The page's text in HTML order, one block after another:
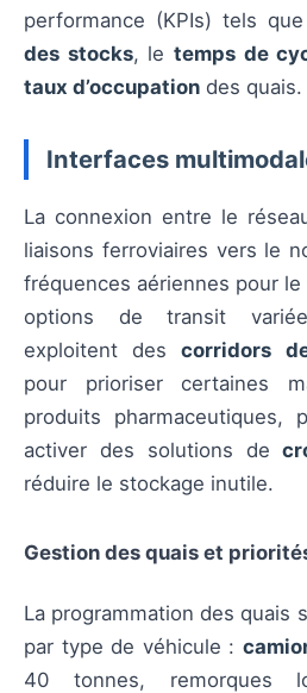
performance (KPIs) tels
des stocks, letemps de
taux d’occupation des quais.
Interfaces
La connexion entre le
liaisons ferroviaires vers le
fréquences aériennes pour
options de transit
exploitent descorridors
pour prioriser certaines
produits pharmaceutiques,
activer des solutions de
réduire le stockage inutile.
Gestion des quais et
La programmation des quais
par type de véhicule :
40 tonnes, remorques